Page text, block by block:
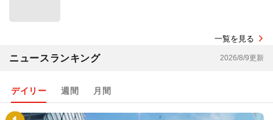
一覧を見る
ニュースランキング 2026/8/9更新
デイリー 週間 月間